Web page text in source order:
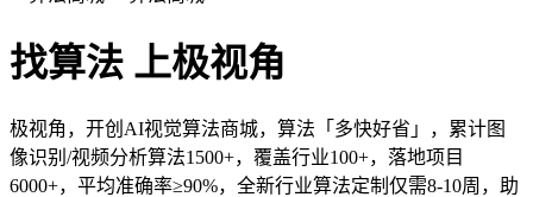
找算法 上极视角
极视角，开创AI视觉算法商城，算法「多快好省」，累计图
像识别/视频分析算法1500+，覆盖行业100+，落地项目
6000+，平均准确率≥90%，全新行业算法定制仅需8-10周，助